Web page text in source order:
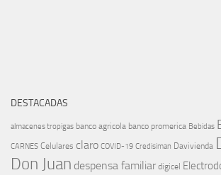
DESTACADAS
almacenes tropigas banco agricola banco promerica Bebidas
CARNES Celulares claro COVID-19 Credisiman Davivienda
Don Juan despensa familiar digicel